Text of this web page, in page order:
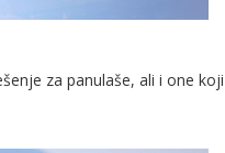
za panulaše, ali i one koji